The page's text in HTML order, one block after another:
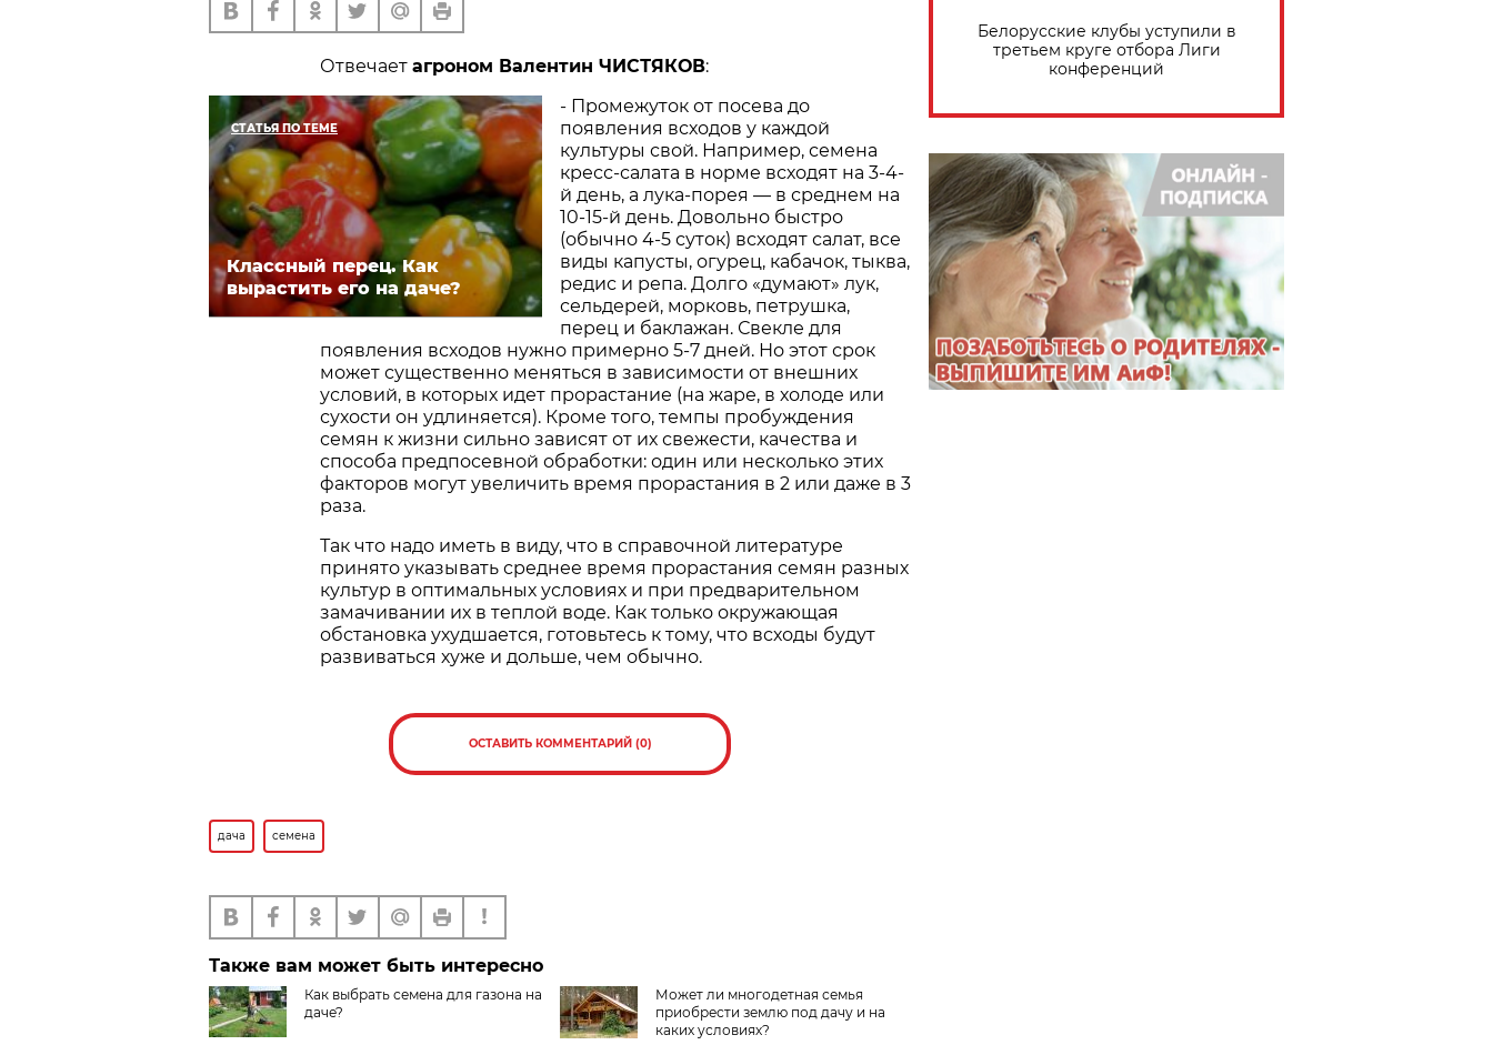
Отвечает агроном Валентин ЧИСТЯКОВ:
СТАТЬЯ ПО ТЕМЕ
Классный перец. Как
вырастить его на даче?
- Промежуток от посева до
появления всходов у каждой
культуры свой. Например, семена
кресс-салата в норме всходят на 3-4-
й день, а лука-порея — в среднем на
10-15-й день. Довольно быстро
(обычно 4-5 суток) всходят салат, все
виды капусты, огурец, кабачок, тыква,
редис и репа. Долго «думают» лук,
сельдерей, морковь, петрушка,
перец и баклажан. Свекле для
появления всходов нужно примерно 5-7 дней. Но этот срок
может существенно меняться в зависимости от внешних
условий, в которых идет прорастание (на жаре, в холоде или
сухости он удлиняется). Кроме того, темпы пробуждения
семян к жизни сильно зависят от их свежести, качества и
способа предпосевной обработки: один или несколько этих
факторов могут увеличить время прорастания в 2 или даже в 3
раза.
Так что надо иметь в виду, что в справочной литературе
принято указывать среднее время прорастания семян разных
культур в оптимальных условиях и при предварительном
замачивании их в теплой воде. Как только окружающая
обстановка ухудшается, готовьтесь к тому, что всходы будут
развиваться хуже и дольше, чем обычно.
ОСТАВИТЬ КОММЕНТАРИЙ (0)
дача семена
Также вам может быть интересно
Как выбрать семена для газона на
даче?
Может ли многодетная семья
приобрести землю под дачу и на
каких условиях?
Белорусские клубы уступили в
третьем круге отбора Лиги
конференций